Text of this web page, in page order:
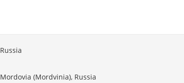
Russia
Mordovia (Mordvinia), Russia